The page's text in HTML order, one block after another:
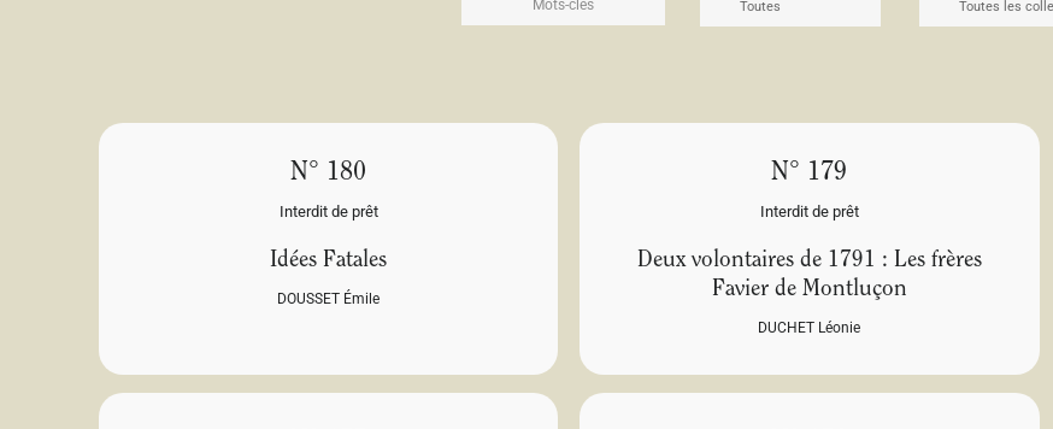
N° 180
Interdit de prêt
Idées Fatales
DOUSSET Émile
N° 179
Interdit de prêt
Deux volontaires de 1791 : Les frères
Favier de Montluçon
DUCHET Léonie